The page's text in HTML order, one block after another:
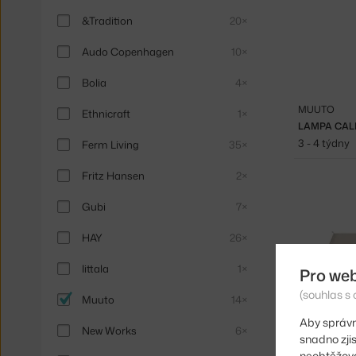
&Tradition 20×
Audo Copenhagen 10×
Bolia 4×
Ethnicraft 1×
Ferm Living 35×
Fritz Hansen 2×
Gubi 7×
HAY 26×
Iittala 1×
Muuto 14×
New Works 6×
LAMPA
MUUTO
3 - 4 týdny
Pro
(souhlas s
Aby
snadno